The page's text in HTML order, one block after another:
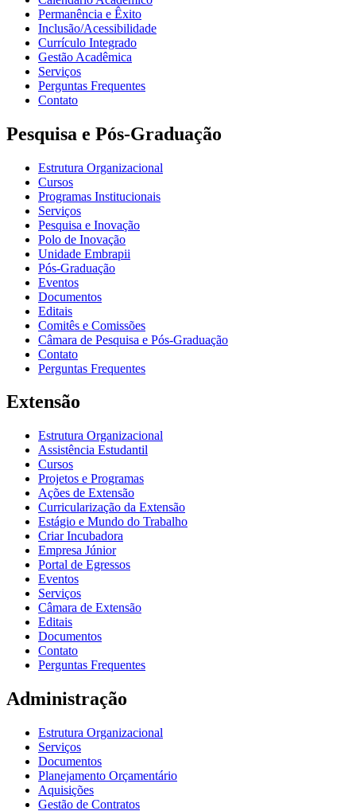
Permanência e Êxito
Inclusão/Acessibilidade
Currículo Integrado
Gestão Acadêmica
Serviços
Perguntas Frequentes
Contato
Pesquisa e Pós-Graduação
Estrutura Organizacional
Cursos
Programas Institucionais
Serviços
Pesquisa e Inovação
Polo de Inovação
Unidade Embrapii
Pós-Graduação
Eventos
Documentos
Editais
Comitês e Comissões
Câmara de Pesquisa e Pós-Graduação
Contato
Perguntas Frequentes
Extensão
Estrutura Organizacional
Assistência Estudantil
Cursos
Projetos e Programas
Ações de Extensão
Curricularização da Extensão
Estágio e Mundo do Trabalho
Criar Incubadora
Empresa Júnior
Portal de Egressos
Eventos
Serviços
Câmara de Extensão
Editais
Documentos
Contato
Perguntas Frequentes
Administração
Estrutura Organizacional
Serviços
Documentos
Planejamento Orçamentário
Aquisições
Gestão de Contratos